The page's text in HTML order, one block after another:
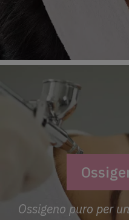
Ossigeno puro per